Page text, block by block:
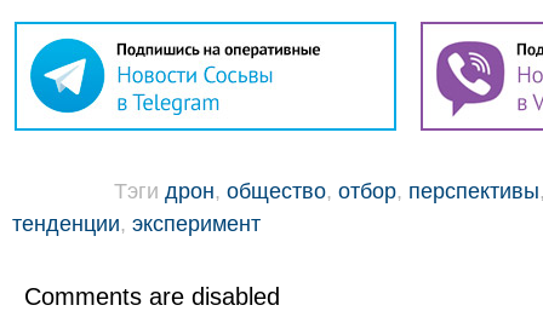
Тэги дрон, общество, отбор, перспективы
тенденции, эксперимент
Comments are disabled